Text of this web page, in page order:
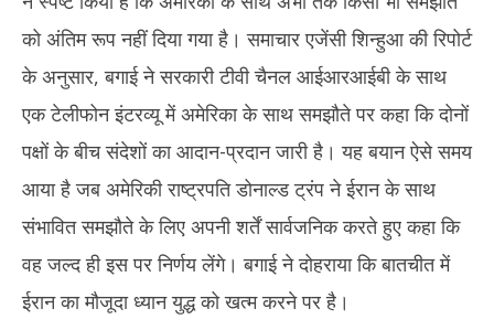
ईरान हॉर्मुज स्ट्रेट के प्रबंधन पर अड़ा, कहा- अमेरिका के साथ अभी तक कोई
समझौता तय नहीं
May
30,
2026
को अंतिम रूप नहीं दिया गया है। समाचार एजेंसी शिन्हुआ की रिपोर्ट
के अनुसार, बगाई ने सरकारी टीवी चैनल आईआरआईबी के साथ
एक टेलीफोन इंटरव्यू में अमेरिका के साथ समझौते पर कहा कि दोनों
पक्षों के बीच संदेशों का आदान-प्रदान जारी है। यह बयान ऐसे समय
आया है जब अमेरिकी राष्ट्रपति डोनाल्ड ट्रंप ने ईरान के साथ
संभावित समझौते के लिए अपनी शर्तें सार्वजनिक करते हुए कहा कि
वह जल्द ही इस पर निर्णय लेंगे। बगाई ने दोहराया कि बातचीत में
ईरान का मौजूदा ध्यान युद्ध को खत्म करने पर है।